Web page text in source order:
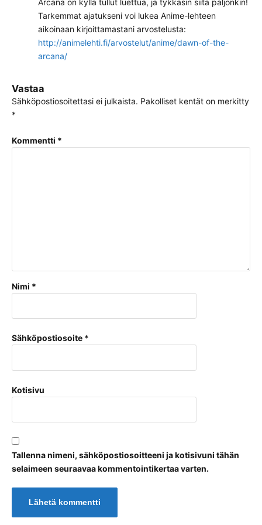
Tarkemmat ajatukseni voi lukea Anime-lehteen
aikoinaan kirjoittamastani arvostelusta:
http://animelehti.fi/arvostelut/anime/dawn-of-the-
arcana/
Vastaa
Sähköpostiosoitettasi ei julkaista. Pakolliset kentät on merkitty
*
Kommentti *
Nimi *
Sähköpostiosoite *
Kotisivu
Tallenna nimeni, sähköpostiosoitteeni ja kotisivuni tähän
selaimeen seuraavaa kommentointikertaa varten.